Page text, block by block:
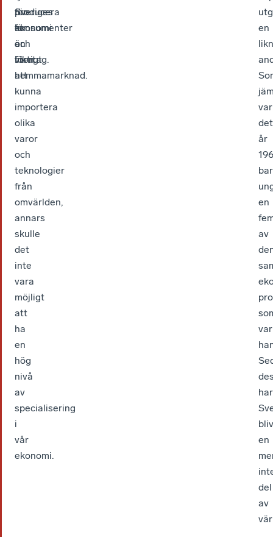
för
konsumenter
och
företag.
producera
för
en
liten
hemmamarknad.
Sveriges
ekonomi
är
viktigt
att
kunna
importera
olika
varor
och
teknologier
från
omvärlden,
annars
skulle
det
inte
vara
möjligt
att
ha
en
hög
nivå
av
specialisering
i
vår
ekonomi.
en
var
det
år
en
av
var
har
en
del
av